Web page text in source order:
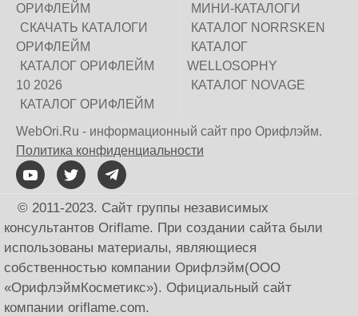
ОРИФЛЕЙМ
СКАЧАТЬ КАТАЛОГИ
ОРИФЛЕЙМ
КАТАЛОГ ОРИФЛЕЙМ
10 2026
КАТАЛОГ ОРИФЛЕЙМ
МИНИ-КАТАЛОГИ
КАТАЛОГ NORRSKEN
КАТАЛОГ
WELLOSOPHY
КАТАЛОГ NOVAGE
WebOri.Ru - информационный сайт про Орифлэйм.
Политика конфиденциальности
© 2011-2023. Сайт группы независимых
консультантов Oriflame. При создании сайта были
использованы материалы, являющиеся
собственностью компании Орифлэйм(ООО
«ОрифлэймКосметикс»). Официальный сайт
компании оriflаme.соm.